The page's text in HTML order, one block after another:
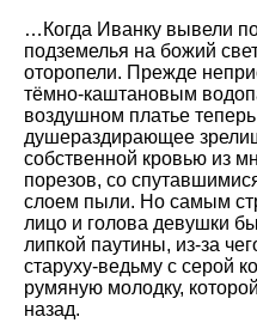
…Когда Иванку вывели
подземелья на божий
оторопели. Прежде
тёмно-каштановым
воздушном платье
душераздирающее
собственной кровью из
порезов, со
слоем пыли. Но самым
лицо и голова девушки
липкой паутины, из-за
старуху-ведьму с серой
румяную молодку,
назад.